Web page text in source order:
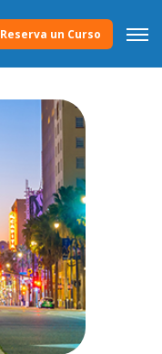
Reserva un Curso